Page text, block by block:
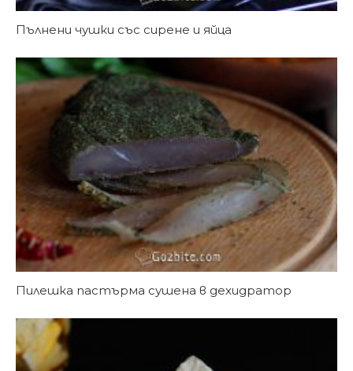
Пълнени чушки със сирене и яйца
Пилешка пастърма сушена в дехидратор